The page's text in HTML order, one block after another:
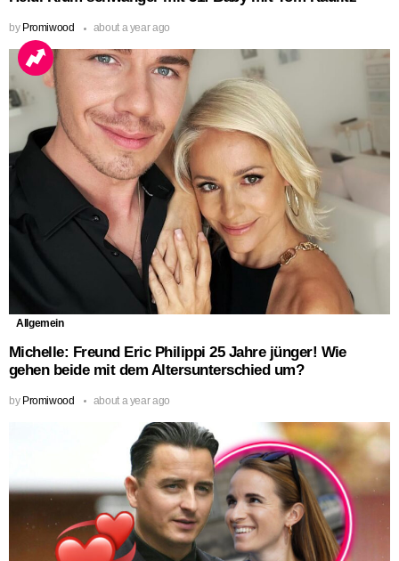
by Promiwood about a year ago
Allgemein
Michelle: Freund Eric Philippi 25 Jahre jünger! Wie
gehen beide mit dem Altersunterschied um?
by Promiwood about a year ago